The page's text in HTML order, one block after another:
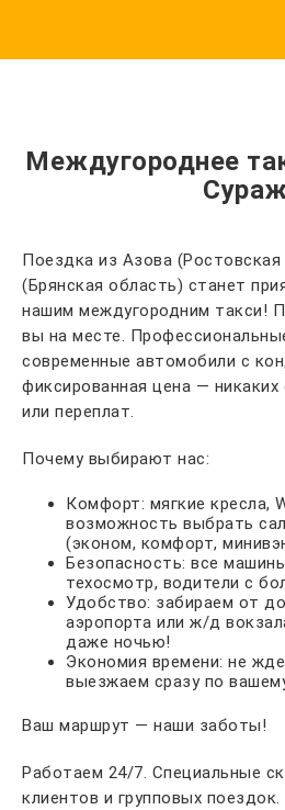
Междугороднее
Поездка из Азова
(Брянская область) станет
нашим междугородним такси!
вы на месте.
современные автомобили с
фиксированная цена —
или переплат.
Почему выбирают нас:
Комфорт: мягкие кресла,
возможность выбрать
(эконом, комфорт,
Безопасность: все
техосмотр, водители с
Удобство: забираем от
аэропорта или ж/д
даже ночью!
Экономия времени: не
выезжаем сразу по
Ваш маршрут — наши заботы!
Работаем 24/7. Специальные
клиентов и групповых поездок.